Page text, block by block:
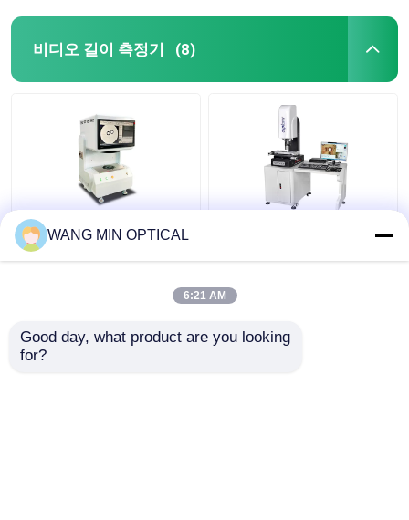
비디오 길이 측정기 (8)
220V 정밀도 ±4um 산업
용 검출 전자 비디오 측
정기
WANG MIN OPTICAL
6:21 AM
Good day, what product are you looking
for?